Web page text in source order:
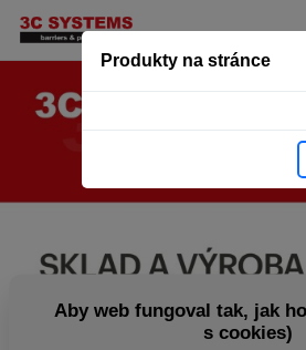
Produkty na stránce
Aby web fungoval tak, jak
s cookies)